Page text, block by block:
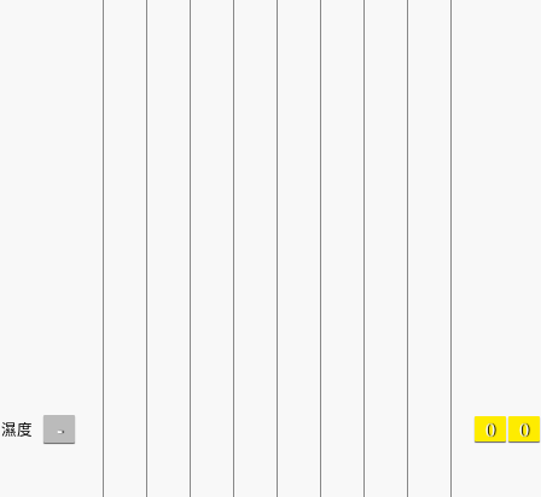
濕度 - 0 0